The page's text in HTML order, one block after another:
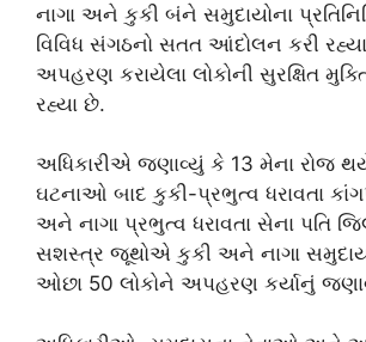
નાગા અને કુકી બંને સમુદાયોના
વિવિધ સંગઠનો સતત આંદોલન કરી
અપહરણ કરાયેલા લોકોની સુરક્ષિત
રહ્યા છે.
અધિકારીએ જણાવ્યું કે 13 મેના રોજ
ઘટનાઓ બાદ કુકી-પ્રભુત્વ ધરાવતા
અને નાગા પ્રભુત્વ ધરાવતા સેના પતિ
સશસ્ત્ર જૂથોએ કુકી અને નાગા
ઓછા 50 લોકોને અપહરણ કર્યાનું